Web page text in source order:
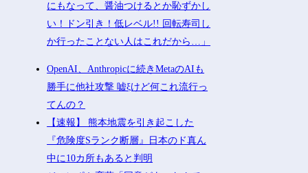
にもなって、醤油つけるとか恥ずかし
い！ドン引き！低レベル!! 回転寿司し
か行ったことない人はこれだから…」
OpenAI、Anthropicに続きMetaのAIも
勝手に他社攻撃 嘘ξけど何これ流行っ
てんの？
【速報】 熊本地震を引き起こした
『危険度Sランク断層』日本のド真ん
中に10カ所もあると判明